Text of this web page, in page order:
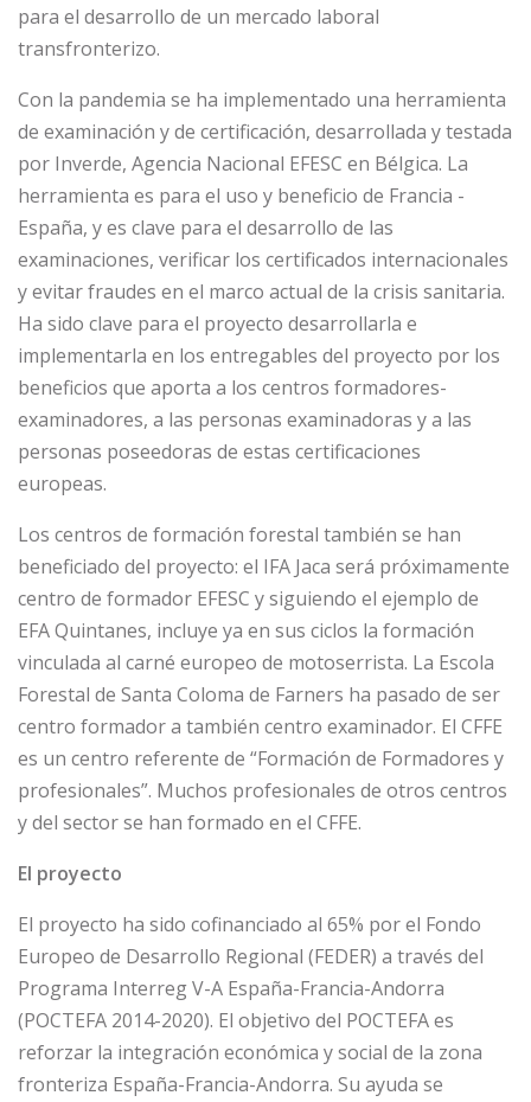
para el desarrollo de un mercado laboral
transfronterizo.
Con la pandemia se ha implementado una herramienta
de examinación y de certificación, desarrollada y testada
por Inverde, Agencia Nacional EFESC en Bélgica. La
herramienta es para el uso y beneficio de Francia -
España, y es clave para el desarrollo de las
examinaciones, verificar los certificados internacionales
y evitar fraudes en el marco actual de la crisis sanitaria.
Ha sido clave para el proyecto desarrollarla e
implementarla en los entregables del proyecto por los
beneficios que aporta a los centros formadores-
examinadores, a las personas examinadoras y a las
personas poseedoras de estas certificaciones
europeas.
Los centros de formación forestal también se han
beneficiado del proyecto: el IFA Jaca será próximamente
centro de formador EFESC y siguiendo el ejemplo de
EFA Quintanes, incluye ya en sus ciclos la formación
vinculada al carné europeo de motoserrista. La Escola
Forestal de Santa Coloma de Farners ha pasado de ser
centro formador a también centro examinador. El CFFE
es un centro referente de “Formación de Formadores y
profesionales”. Muchos profesionales de otros centros
y del sector se han formado en el CFFE.
El proyecto
El proyecto ha sido cofinanciado al 65% por el Fondo
Europeo de Desarrollo Regional (FEDER) a través del
Programa Interreg V-A España-Francia-Andorra
(POCTEFA 2014-2020). El objetivo del POCTEFA es
reforzar la integración económica y social de la zona
fronteriza España-Francia-Andorra. Su ayuda se